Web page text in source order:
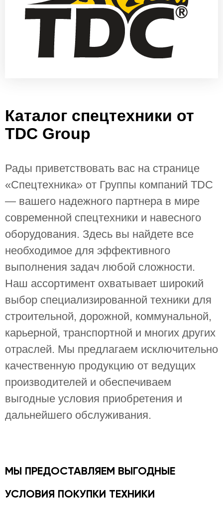
Каталог спецтехники от
TDC Group
Рады приветствовать вас на странице
«Спецтехника» от Группы компаний TDC
— вашего надежного партнера в мире
современной спецтехники и навесного
оборудования. Здесь вы найдете все
необходимое для эффективного
выполнения задач любой сложности.
Наш ассортимент охватывает широкий
выбор специализированной техники для
строительной, дорожной, коммунальной,
карьерной, транспортной и многих других
отраслей. Мы предлагаем исключительно
качественную продукцию от ведущих
производителей и обеспечиваем
выгодные условия приобретения и
МЫ ПРЕДОСТАВЛЯЕМ ВЫГОДНЫЕ
УСЛОВИЯ ПОКУПКИ ТЕХНИКИ